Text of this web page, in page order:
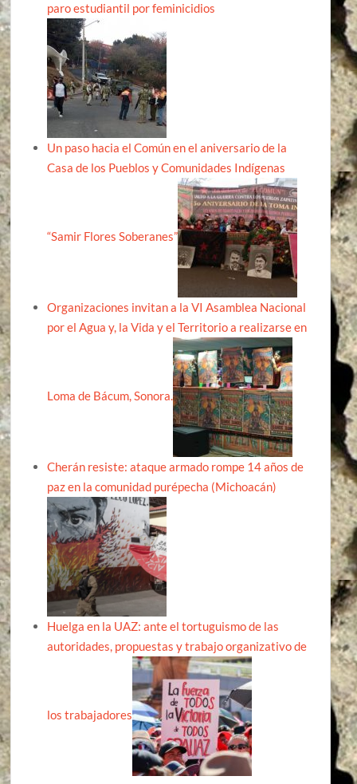
paro estudiantil por feminicidios
Un paso hacia el Común en el aniversario de la
Casa de los Pueblos y Comunidades Indígenas
“Samir Flores Soberanes”
Organizaciones invitan a la VI Asamblea Nacional
por el Agua y, la Vida y el Territorio a realizarse en
Loma de Bácum, Sonora.
Cherán resiste: ataque armado rompe 14 años de
paz en la comunidad purépecha (Michoacán)
Huelga en la UAZ: ante el tortuguismo de las
autoridades, propuestas y trabajo organizativo de
los trabajadores